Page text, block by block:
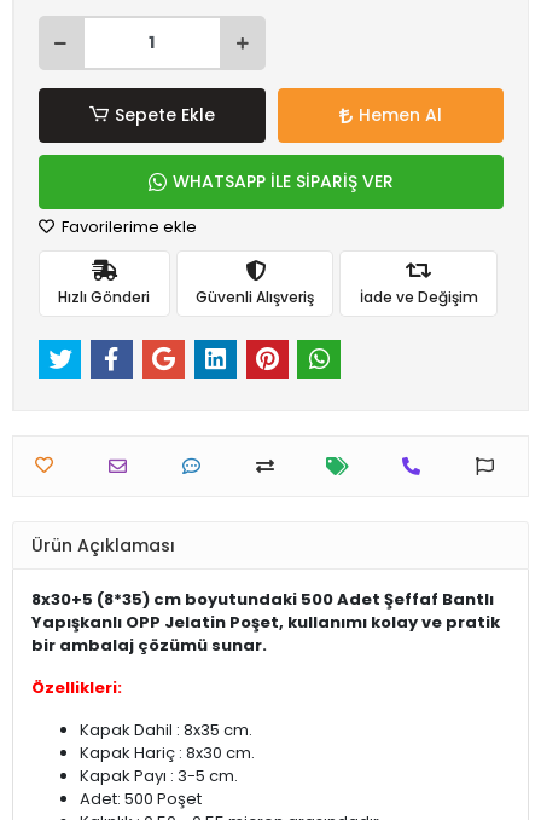
Sepete Ekle Hemen Al
WHATSAPP İLE SİPARİŞ VER
Favorilerime ekle
Hızlı Gönderi Güvenli Alışveriş İade ve Değişim
Ürün Açıklaması
8x30+5 (8*35) cm boyutundaki 500 Adet Şeffaf Bantlı
Yapışkanlı OPP Jelatin Poşet, kullanımı kolay ve pratik
bir ambalaj çözümü sunar.
Özellikleri:
Kapak Dahil : 8x35 cm.
Kapak Hariç : 8x30 cm.
Kapak Payı : 3-5 cm.
Adet: 500 Poşet